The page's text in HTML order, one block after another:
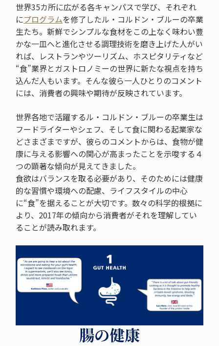
世界35カ所に広がる各キャンパスで学び、それぞれ
にプログラムを修了したル・コルドン・ブルーの卒業
生たち。新鮮でシンプルな食材をこの上なく味わい豊
かな一皿へと進化させる調理技術を磨き上げた人がい
れば、レストランやツーリズム、ホスピタリティなど
“食”業界とガストロノミーの世界に新たな視点を持ち
込んだ人もいます。そんな彼ら一人ひとりのコメント
には、消費者の興味や期待が反映されています。
世界各地で活躍するル・コルドン・ブルーの卒業生は
フードライターやシェフ、そして食に関わる起業家な
どさまざまですが、彼らのコメントからは、食物が健
康に与える影響への関心が高まったことを示唆する４
つの顕著な傾向が見えてきました。
食欲はバランスを取る必要があり、そのためには健康
的な習慣や環境への配慮、ライフスタイルの中心
に“食”を据えることが大切です。数々の科学的根拠に
より、2017年の傾向から消費者がそれを理解してい
ることが読み取れます。
腸の健康